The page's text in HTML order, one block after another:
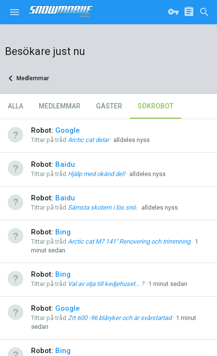
Besökare just nu
Medlemmar
ALLA MEDLEMMAR GÄSTER SÖKROBOT
Robot: Google
Tittar på tråd Arctic cat delar alldeles nyss
Robot: Baidu
Tittar på tråd Hjälp med okänd del! alldeles nyss
Robot: Baidu
Tittar på tråd Sämsta skotern i lös snö. alldeles nyss
Robot: Bing
Tittar på tråd Arctic cat M7 141" Renovering och trimmning
1
minut sedan
Robot: Bing
Tittar på tråd Val av olja till kedjehuset... ? 1 minut sedan
Robot: Google
Tittar på tråd Zrt 600 -96 blåryker och är svårstartad
1 minut
sedan
Robot: Bing